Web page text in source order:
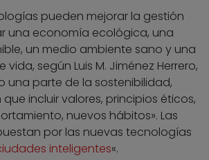
pueden mejorar la gestión
una economía ecológica, una
un medio ambiente sano y una
según Luis M. Jiménez Herrero,
una parte de la sostenibilidad,
incluir valores, principios éticos,
nuevos hábitos». Las
por las nuevas tecnologías
inteligentes«.